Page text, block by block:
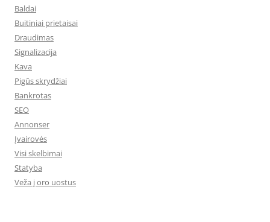
Baldai
Buitiniai prietaisai
Draudimas
Signalizacija
Kava
Pigūs skrydžiai
Bankrotas
SEO
Annonser
Įvairovės
Visi skelbimai
Statyba
Veža į oro uostus